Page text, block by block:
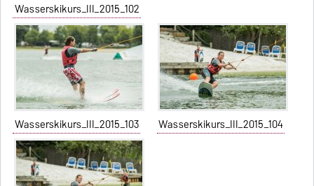
Wasserskikurs_III_2015_102
Wasserskikurs_III_2015_103 Wasserskikurs_III_2015_104